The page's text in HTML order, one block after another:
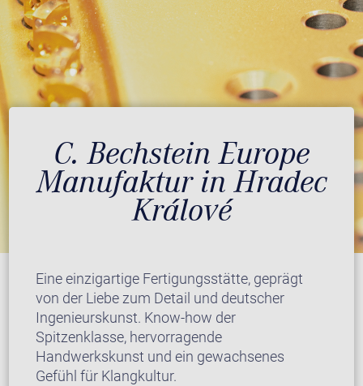
C. Bechstein Europe
Manufaktur in Hradec
Králové
Eine einzigartige Fertigungsstätte, geprägt
von der Liebe zum Detail und deutscher
Ingenieurskunst. Know-how der
Spitzenklasse, hervorragende
Handwerkskunst und ein gewachsenes
Gefühl für Klangkultur.